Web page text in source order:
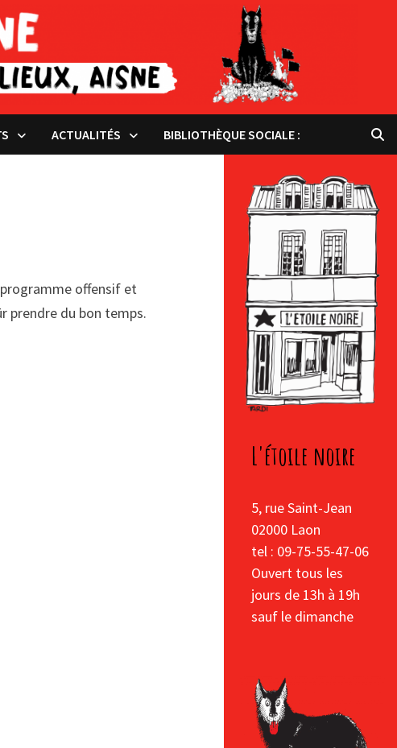
ACTUALITÉS BIBLIOTHÈQUE SOCIALE :
offensif et
prendre du bon temps.
L'étoile noire
5, rue Saint-Jean
02000 Laon
tel : 09-75-55-47-06
Ouvert tous les
jours de 13h à 19h
sauf le dimanche